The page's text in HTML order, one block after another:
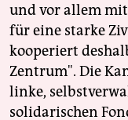
und vor allem mit
für eine starke
kooperiert
Zentrum". Die
linke,
solidarischen